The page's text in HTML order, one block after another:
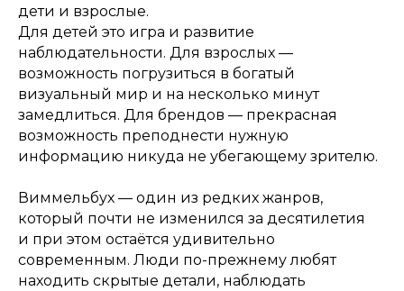
дети и взрослые.
Для детей это игра и развитие
наблюдательности. Для взрослых —
возможность погрузиться в богатый
визуальный мир и на несколько минут
замедлиться. Для брендов — прекрасная
возможность преподнести нужную
информацию никуда не убегающему зрителю.
Виммельбух — один из редких жанров,
который почти не изменился за десятилетия
и при этом остаётся удивительно
современным. Люди по-прежнему любят
находить скрытые детали, наблюдать